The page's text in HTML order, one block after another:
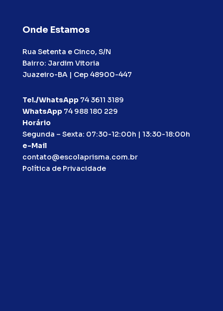
Onde Estamos
Rua Setenta e Cinco, S/N
Bairro: Jardim Vitoria
Juazeiro-BA | Cep 48900-447
Tel./WhatsApp 74 3611 3189
WhatsApp 74 988 180 229
Horário
Segunda – Sexta: 07:30-12:00h | 13:30-18:00h
e-Mail
contato@escolaprisma.com.br
Política de Privacidade